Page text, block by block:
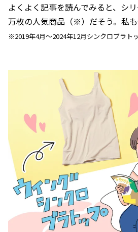
よくよく記事を読んでみると、シ
万枚の人気商品（※）だそう。私
※2019年4月～2024年12月シンクロブラト